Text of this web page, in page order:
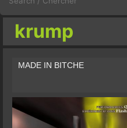
krump
MADE IN BITCHE